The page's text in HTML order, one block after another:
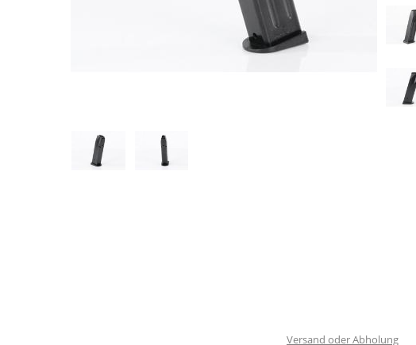
Versand oder Abholung